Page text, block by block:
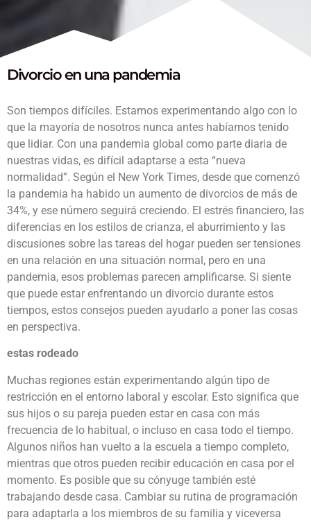
Divorcio en una pandemia
Son tiempos difíciles. Estamos experimentando algo con lo
que la mayoría de nosotros nunca antes habíamos tenido
que lidiar. Con una pandemia global como parte diaria de
nuestras vidas, es difícil adaptarse a esta “nueva
normalidad”. Según el New York Times, desde que comenzó
la pandemia ha habido un aumento de divorcios de más de
34%, y ese número seguirá creciendo. El estrés financiero, las
diferencias en los estilos de crianza, el aburrimiento y las
discusiones sobre las tareas del hogar pueden ser tensiones
en una relación en una situación normal, pero en una
pandemia, esos problemas parecen amplificarse. Si siente
que puede estar enfrentando un divorcio durante estos
tiempos, estos consejos pueden ayudarlo a poner las cosas
en perspectiva.
estas rodeado
Muchas regiones están experimentando algún tipo de
restricción en el entorno laboral y escolar. Esto significa que
sus hijos o su pareja pueden estar en casa con más
frecuencia de lo habitual, o incluso en casa todo el tiempo.
Algunos niños han vuelto a la escuela a tiempo completo,
mientras que otros pueden recibir educación en casa por el
momento. Es posible que su cónyuge también esté
trabajando desde casa. Cambiar su rutina de programación
para adaptarla a los miembros de su familia y viceversa